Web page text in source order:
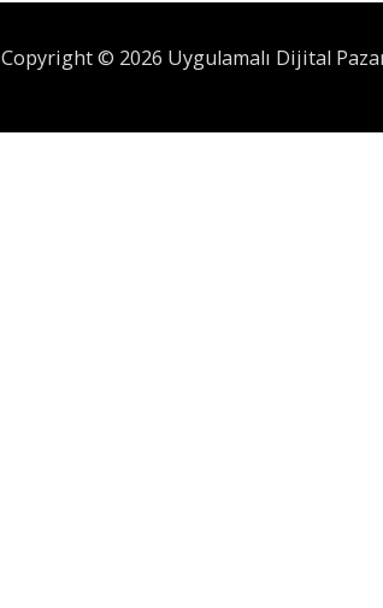
Copyright © 2026 Uygulamalı Dijital